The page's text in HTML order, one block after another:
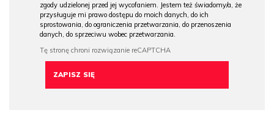
zgody udzielonej przed jej wycofaniem. Jestem też świadomy/a, że
przysługuje mi prawo dostępu do moich danych, do ich
sprostowania, do ograniczenia przetwarzania, do przenoszenia
danych, do sprzeciwu wobec przetwarzania.